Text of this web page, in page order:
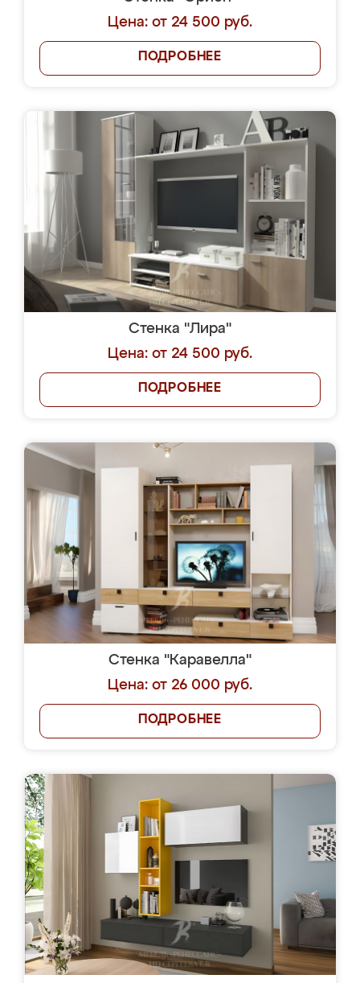
Цена: от 24 500 руб.
ПОДРОБНЕЕ
Стенка "Лира"
Цена: от 24 500 руб.
ПОДРОБНЕЕ
Стенка "Каравелла"
Цена: от 26 000 руб.
ПОДРОБНЕЕ